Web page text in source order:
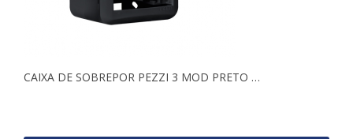
CAIXA DE SOBREPOR PEZZI 3 MOD PRETO …